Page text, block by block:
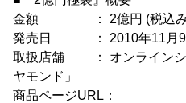
金額 ： 2億円 (税込み
発売日 ： 2010年11月9
取扱店舗 ： オンラインシ
ヤモンド」
商品ページURL：